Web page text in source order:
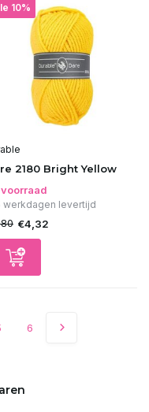
10%
2180 Bright Yellow
voorraad
werkdagen levertijd
€4,32
6